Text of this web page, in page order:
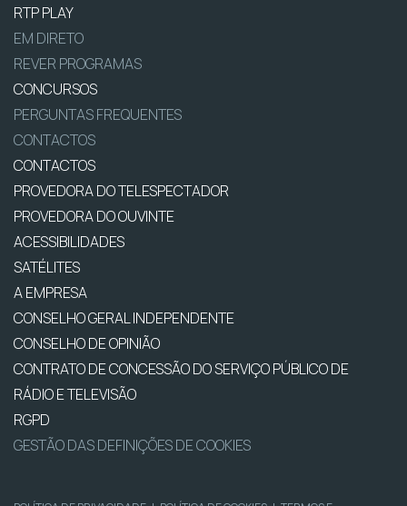
RTP PLAY
EM DIRETO
REVER PROGRAMAS
CONCURSOS
PERGUNTAS FREQUENTES
CONTACTOS
CONTACTOS
PROVEDORA DO TELESPECTADOR
PROVEDORA DO OUVINTE
ACESSIBILIDADES
SATÉLITES
A EMPRESA
CONSELHO GERAL INDEPENDENTE
CONSELHO DE OPINIÃO
CONTRATO DE CONCESSÃO DO SERVIÇO PÚBLICO DE
RÁDIO E TELEVISÃO
RGPD
GESTÃO DAS DEFINIÇÕES DE COOKIES